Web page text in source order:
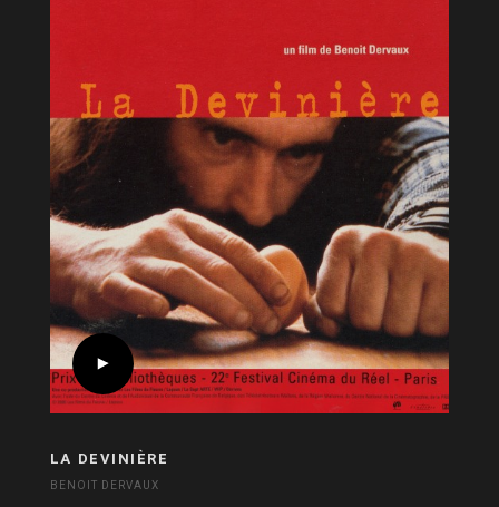
LA DEVINIÈRE
BENOIT DERVAUX